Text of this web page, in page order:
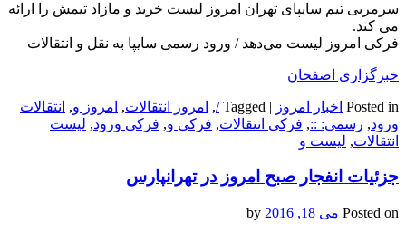
سرمربی تیم سایپای تهران امروز لیست خرید و مازاد تیمش را ارائه
می کند.
فرکی امروز لیست می‌دهد / ورود رسمی سایپا به نقل و انتقالات
خبرگزاری اصفحان
Posted in اخبار امروز |
Tagged
/
, امروز انتقالات, امروز و, انتقالات
ورود, رسمی: ::, فرکی انتقالات, فرکی و, فرکی ورود, لیست
انتقالات, لیست و
جزئیات انفجار صبح امروز در تهرانپارس
Posted on می 18, 2016